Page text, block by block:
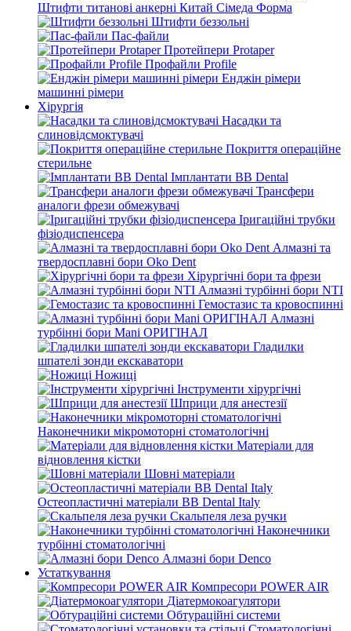
Штифти титанові анкерні Китай Сімеда Форма
Штифти беззольні
Пас-файли
Протейпери Protaper
Профайли Profile
Енджін рімери
машинні рімери
Хірургія
Насадки та
слиновідсмоктувачі
Покриття операційне
стерильне
Імплантати BB Dental
Трансфери
аналоги фрези обмежувачі
Іригаційні трубки
фізіодиспенсера
Алмазні та
твердосплавні бори Oko Dent
Хірургічні бори та фрези
Алмазні турбінні бори NTI
Гемостазис та кровоспинні
Алмазні
турбінні бори Mani ОРИГІНАЛ
Гладилки
шпателі зонди екскаватори
Ножиці
Інструменти хірургічні
Шприци для анестезії
Наконечники мікромоторні стоматологічні
Матеріали для
відновлення кістки
Шовні матеріали
Остеопластичні матеріали BB Dental Italy
Скальпеля леза ручки
Наконечники
турбінні стоматологічні
Алмазні бори Denco
Устаткування
Компресори POWER AIR
Діатермокоагулятори
Обтураційні системи